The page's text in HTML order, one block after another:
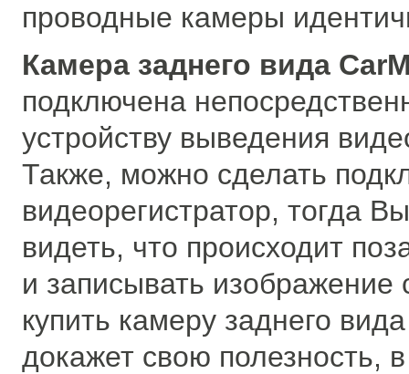
проводные камеры
Камера заднего вида
подключена
устройству выведения
Также, можно сделать
видеорегистратор, тогда
видеть, что происходит
и записывать
купить камеру заднего
докажет свою полезность,